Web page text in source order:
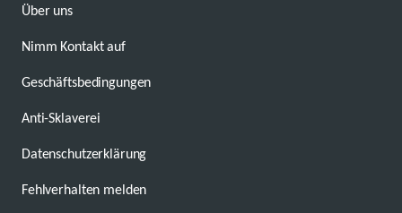
Über uns
Nimm Kontakt auf
Geschäftsbedingungen
Anti-Sklaverei
Datenschutzerklärung
Fehlverhalten melden